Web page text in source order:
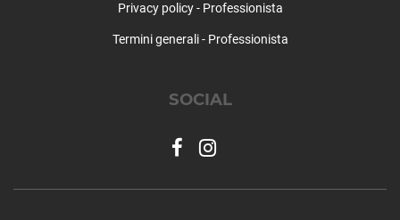
Privacy policy - Professionista
Termini generali - Professionista
SOCIAL